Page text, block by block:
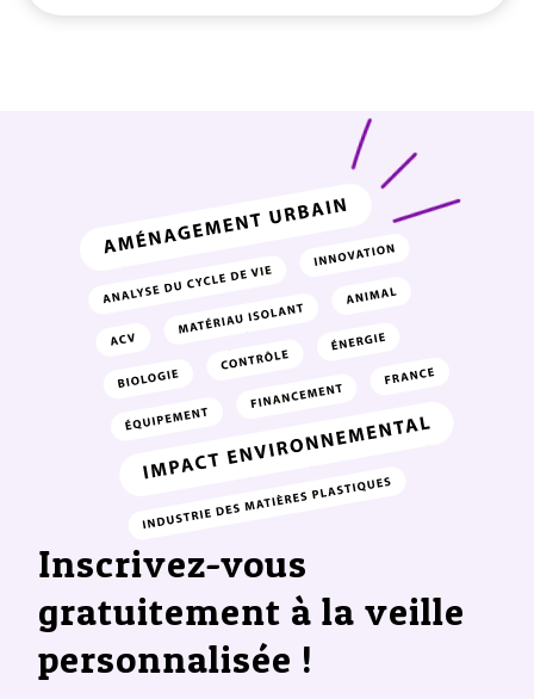
Inscrivez-vous
gratuitement à la veille
personnalisée !